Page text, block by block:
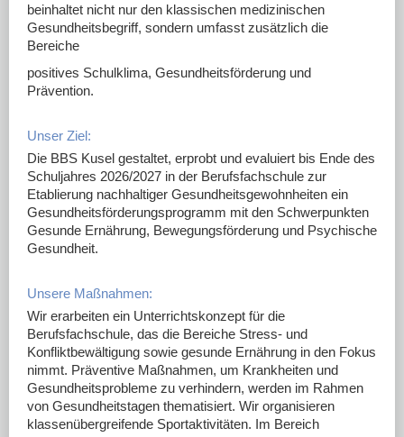
beinhaltet nicht nur den klassischen medizinischen
Gesundheitsbegriff, sondern umfasst zusätzlich die
Bereiche
positives Schulklima, Gesundheitsförderung und
Prävention.
Unser Ziel:
Die BBS Kusel gestaltet, erprobt und evaluiert bis Ende des
Schuljahres 2026/2027 in der Berufsfachschule zur
Etablierung nachhaltiger Gesundheitsgewohnheiten ein
Gesundheitsförderungsprogramm mit den Schwerpunkten
Gesunde Ernährung, Bewegungsförderung und Psychische
Gesundheit.
Unsere Maßnahmen:
Wir erarbeiten ein Unterrichtskonzept für die
Berufsfachschule, das die Bereiche Stress- und
Konfliktbewältigung sowie gesunde Ernährung in den Fokus
nimmt. Präventive Maßnahmen, um Krankheiten und
Gesundheitsprobleme zu verhindern, werden im Rahmen
von Gesundheitstagen thematisiert. Wir organisieren
klassenübergreifende Sportaktivitäten. Im Bereich